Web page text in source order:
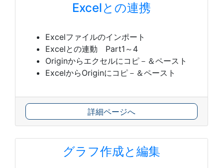
Excelとの連携
Excelファイルのインポート
Excelとの連動 Part1～4
Originからエクセルにコピ－＆ペースト
ExcelからOriginにコピ－＆ペースト
詳細ページへ
グラフ作成と編集